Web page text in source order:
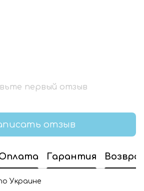
первый отзыв
отзыв
Гарантия
Украине